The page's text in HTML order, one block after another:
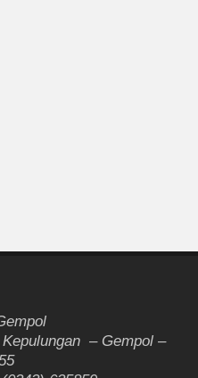
– Gempol –